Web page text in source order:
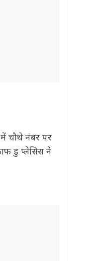
चौथे नंबर पर
डु प्लेसिस ने